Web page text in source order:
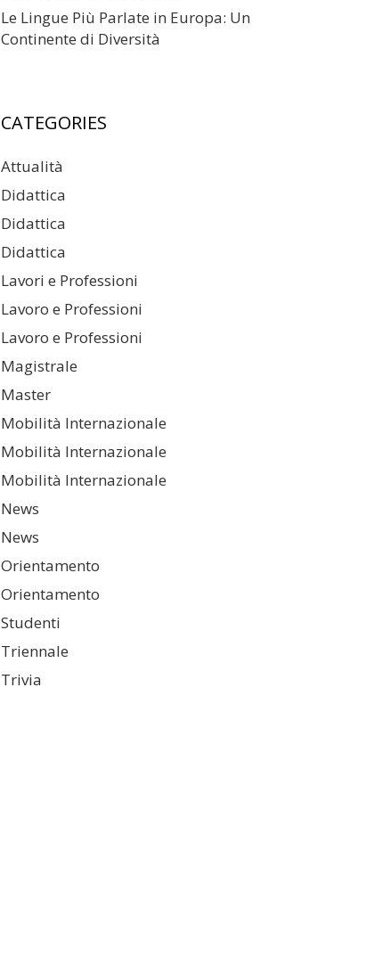
Le Lingue Più Parlate in Europa: Un
Continente di Diversità
CATEGORIES
Attualità
Didattica
Didattica
Didattica
Lavori e Professioni
Lavoro e Professioni
Lavoro e Professioni
Magistrale
Master
Mobilità Internazionale
Mobilità Internazionale
Mobilità Internazionale
News
News
Orientamento
Orientamento
Studenti
Triennale
Trivia